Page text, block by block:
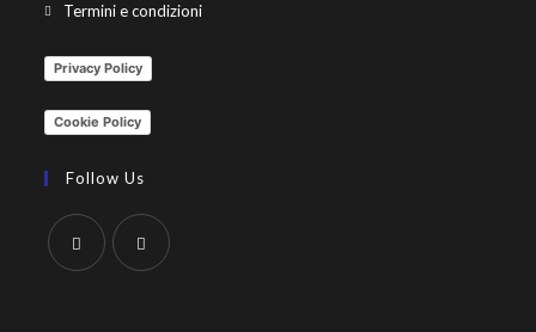
Termini e condizioni
Privacy Policy
Cookie Policy
Follow Us